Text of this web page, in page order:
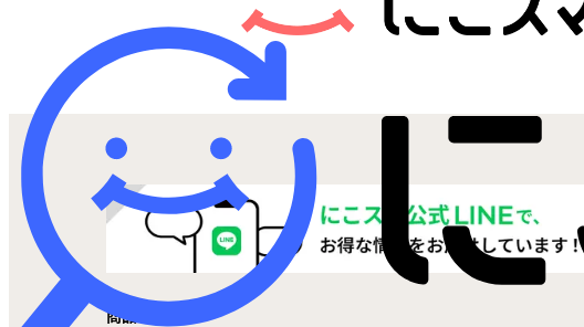
ニュース
にこスマ通信
マイページ
商品を探す